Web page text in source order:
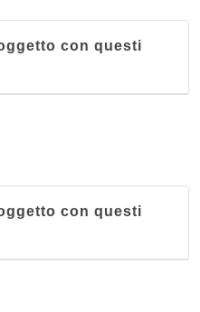
con questi
con questi